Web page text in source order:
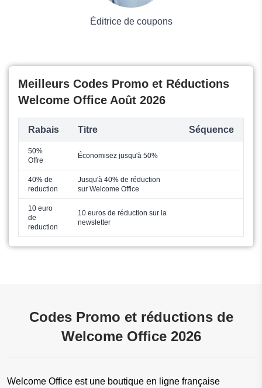
Éditrice de coupons
Meilleurs Codes Promo et Réductions
Welcome Office Août 2026
Rabais Titre Séquence
50%
Offre
Économisez jusqu'à 50%
40% de
reduction
Jusqu'à 40% de réduction
sur Welcome Office
10 euro
de
reduction
10 euros de réduction sur la
newsletter
Codes Promo et réductions de
Welcome Office 2026
Welcome Office est une boutique en ligne française